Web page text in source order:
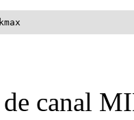
canal